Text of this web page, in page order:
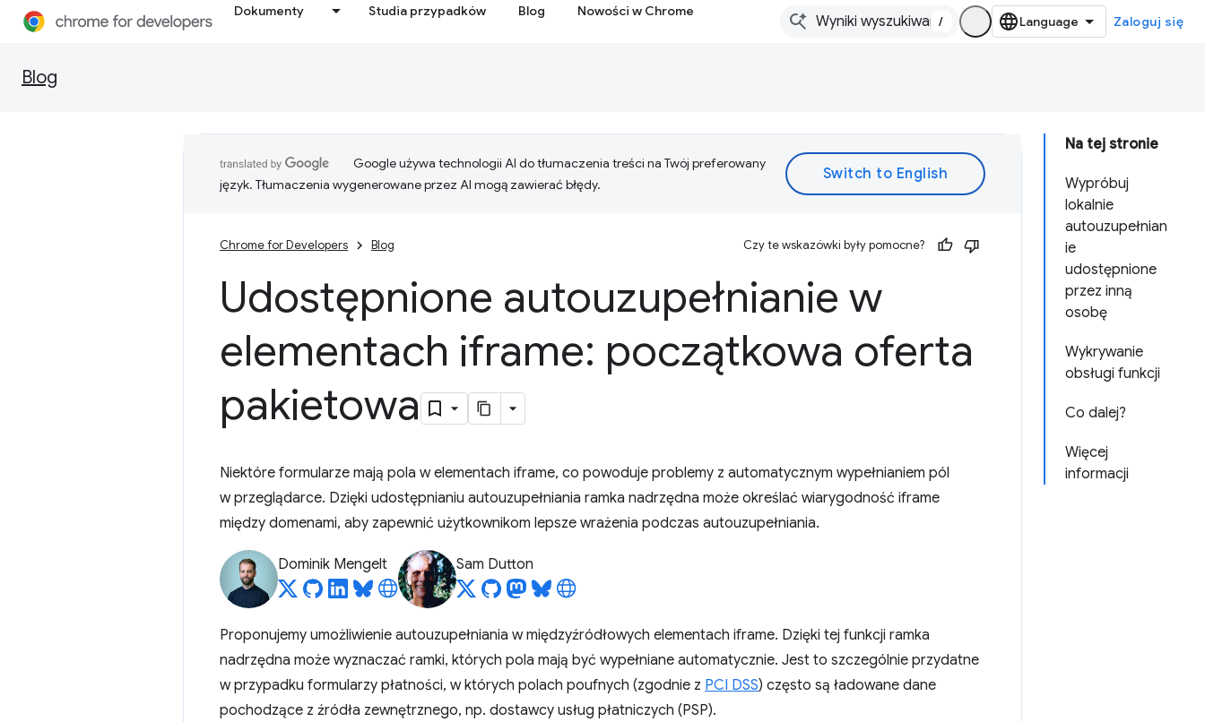
Dokumenty Studia przypadków Blog Nowości w Chrome
/ Zaloguj się
Blog
Na tej stronie
Wypróbuj
lokalnie
autouzupełnian
ie
udostępnione
przez inną
osobę
Wykrywanie
obsługi funkcji
Co dalej?
Więcej
informacji
Google używa technologii AI do tłumaczenia treści na Twój preferowany
język. Tłumaczenia wygenerowane przez AI mogą zawierać błędy.
Chrome for Developers Blog Czy te wskazówki były pomocne?
Udostępnione autouzupełnianie w
elementach iframe: początkowa oferta
pakietowa
Niektóre formularze mają pola w elementach iframe, co powoduje problemy z automatycznym wypełnianiem pól
w przeglądarce. Dzięki udostępnianiu autouzupełniania ramka nadrzędna może określać wiarygodność iframe
między domenami, aby zapewnić użytkownikom lepsze wrażenia podczas autouzupełniania.
Dominik Mengelt Sam Dutton
Proponujemy umożliwienie autouzupełniania w międzyźródłowych elementach iframe. Dzięki tej funkcji ramka
nadrzędna może wyznaczać ramki, których pola mają być wypełniane automatycznie. Jest to szczególnie przydatne
w przypadku formularzy płatności, w których polach poufnych (zgodnie z PCI DSS) często są ładowane dane
pochodzące z źródła zewnętrznego, np. dostawcy usług płatniczych (PSP).